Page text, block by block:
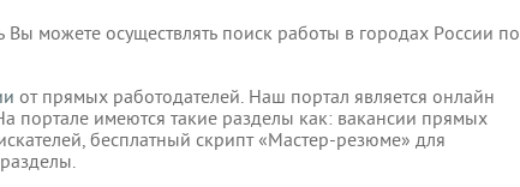
можете осуществлять поиск работы в городах России по
от прямых работодателей. Наш портал является онлайн
портале имеются такие разделы как: вакансии прямых
бесплатный скрипт «Мастер-резюме» для